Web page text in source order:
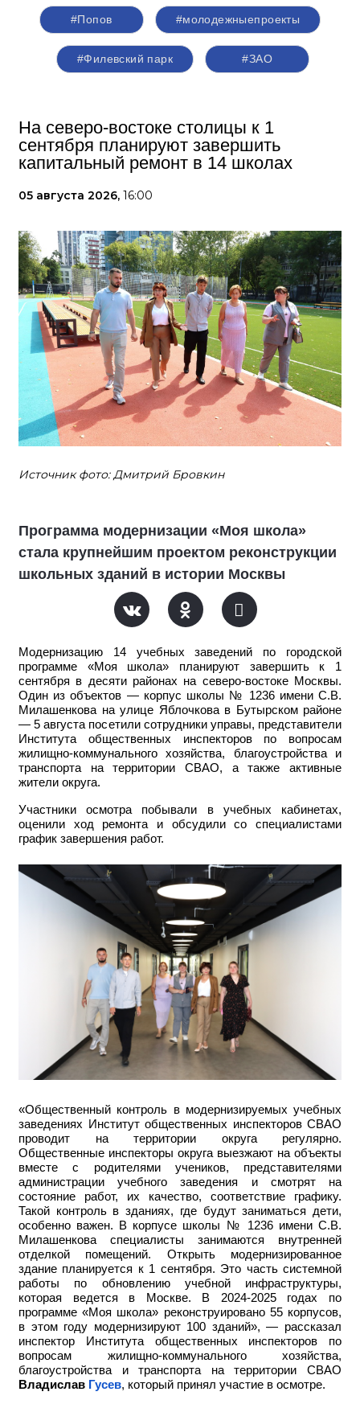
#Попов #молодежныепроекты
#Филевский парк #ЗАО
На северо-востоке столицы к 1
сентября планируют завершить
капитальный ремонт в 14 школах
05 августа 2026, 16:00
Источник фото: Дмитрий Бровкин
Программа модернизации «Моя школа»
стала крупнейшим проектом реконструкции
школьных зданий в истории Москвы
Модернизацию 14 учебных заведений по городской
программе «Моя школа» планируют завершить к 1
сентября в десяти районах на северо-востоке Москвы.
Один из объектов — корпус школы № 1236 имени С.В.
Милашенкова на улице Яблочкова в Бутырском районе
— 5 августа посетили сотрудники управы, представители
Института общественных инспекторов по вопросам
жилищно-коммунального хозяйства, благоустройства и
транспорта на территории СВАО, а также активные
жители округа.
Участники осмотра побывали в учебных кабинетах,
оценили ход ремонта и обсудили со специалистами
график завершения работ.
«Общественный контроль в модернизируемых учебных
заведениях Институт общественных инспекторов СВАО
проводит на территории округа регулярно.
Общественные инспекторы округа выезжают на объекты
вместе с родителями учеников, представителями
администрации учебного заведения и смотрят на
состояние работ, их качество, соответствие графику.
Такой контроль в зданиях, где будут заниматься дети,
особенно важен. В корпусе школы № 1236 имени С.В.
Милашенкова специалисты занимаются внутренней
отделкой помещений. Открыть модернизированное
здание планируется к 1 сентября. Это часть системной
работы по обновлению учебной инфраструктуры,
которая ведется в Москве. В 2024-2025 годах по
программе «Моя школа» реконструировано 55 корпусов,
в этом году модернизируют 100 зданий», — рассказал
инспектор Института общественных инспекторов по
вопросам жилищно-коммунального хозяйства,
благоустройства и транспорта на территории СВАО
Владислав Гусев, который принял участие в осмотре.